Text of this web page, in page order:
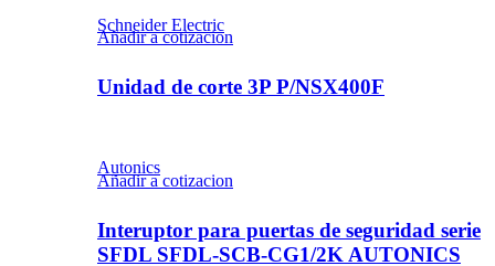
Schneider Electric
Añadir a cotizacion
Unidad de corte 3P P/NSX400F
Autonics
Añadir a cotizacion
Interuptor para puertas de seguridad serie
SFDL SFDL-SCB-CG1/2K AUTONICS